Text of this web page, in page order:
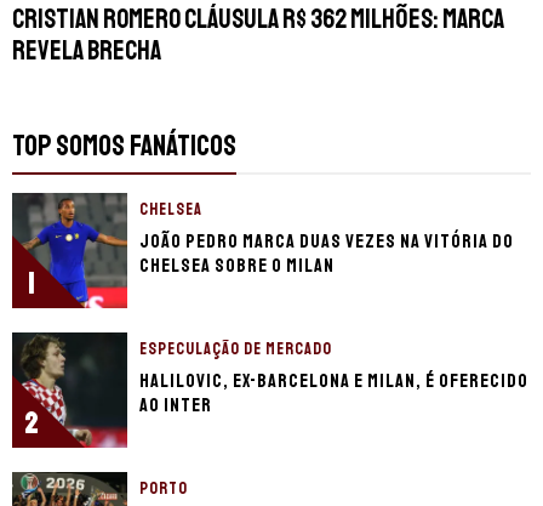
Cristian Romero cláusula R$ 362 milhões: MARCA
revela brecha
TOP SOMOS FANÁTICOS
1
CHELSEA
João Pedro marca duas vezes na vitória do
Chelsea sobre o Milan
2
ESPECULAÇÃO DE MERCADO
Halilovic, ex-Barcelona e Milan, é oferecido
ao Inter
PORTO